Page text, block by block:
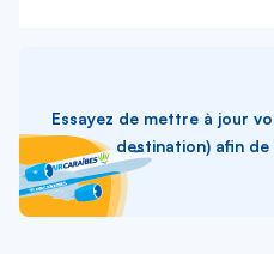
Essayez de mettre à jour
destination) afin